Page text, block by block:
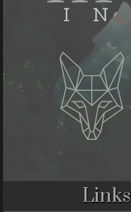
Links